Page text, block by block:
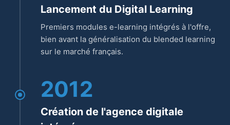
Lancement du Digital Learning
Premiers modules e-learning intégrés à l'offre,
bien avant la généralisation du blended learning
sur le marché français.
2012
Création de l'agence digitale